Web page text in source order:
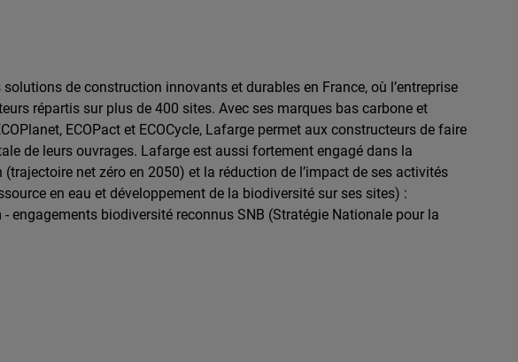
de construction innovants et durables en France, où l’entreprise
répartis sur plus de 400 sites. Avec ses marques bas carbone et
ECOPact et ECOCycle, Lafarge permet aux constructeurs de faire
de leurs ouvrages. Lafarge est aussi fortement engagé dans la
net zéro en 2050) et la réduction de l’impact de ses activités
en eau et développement de la biodiversité sur ses sites) :
- engagements biodiversité reconnus SNB (Stratégie Nationale pour la